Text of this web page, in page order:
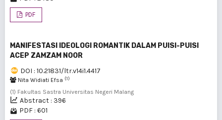
PDF
MANIFESTASI IDEOLOGI ROMANTIK DALAM PUISI-PUISI
ACEP ZAMZAM NOOR
DOI : 10.21831/ltr.v14i1.4417
Nita Widiati Efsa (1)
(1) Fakultas Sastra Universitas Negeri Malang
Abstract : 396
PDF : 601